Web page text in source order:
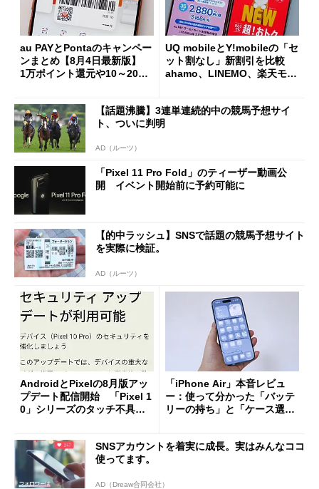
au PAYとPontaのキャンペー
ンまとめ【8月4日最新版】
1万ポイント還元や10～20％
UQ mobileとY!mobileの「セ
ット割なし」新割引を比較
ahamo、LINEMO、楽天モバ
【話題沸騰】3連単連続的中の競馬予想サイ
ト、ついに判明
AD（ルーツ）
「Pixel 11 Pro Fold」のティーザー動画公
開 イベント開始前に予約可能に
【的中ラッシュ】SNSで話題の競馬予想サイト
を実際に検証。
AD（ルーツ）
AndroidとPixelの8月版アッ
プデート配信開始 「Pixel 1
0」シリーズのタッチ不具合
「iPhone Air」本音レビュ
ー：使って分かった「バッテ
リーの持ち」と「ケース選
SNSアカウントを着実に成長。実はみんなココ
使ってます。
AD（Dreaw合同会社）